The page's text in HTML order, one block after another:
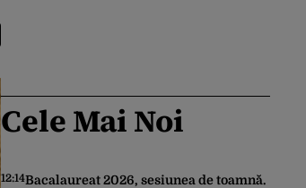
Cele Mai Noi
12:14Bacalaureat 2026, sesiunea de toamnă.